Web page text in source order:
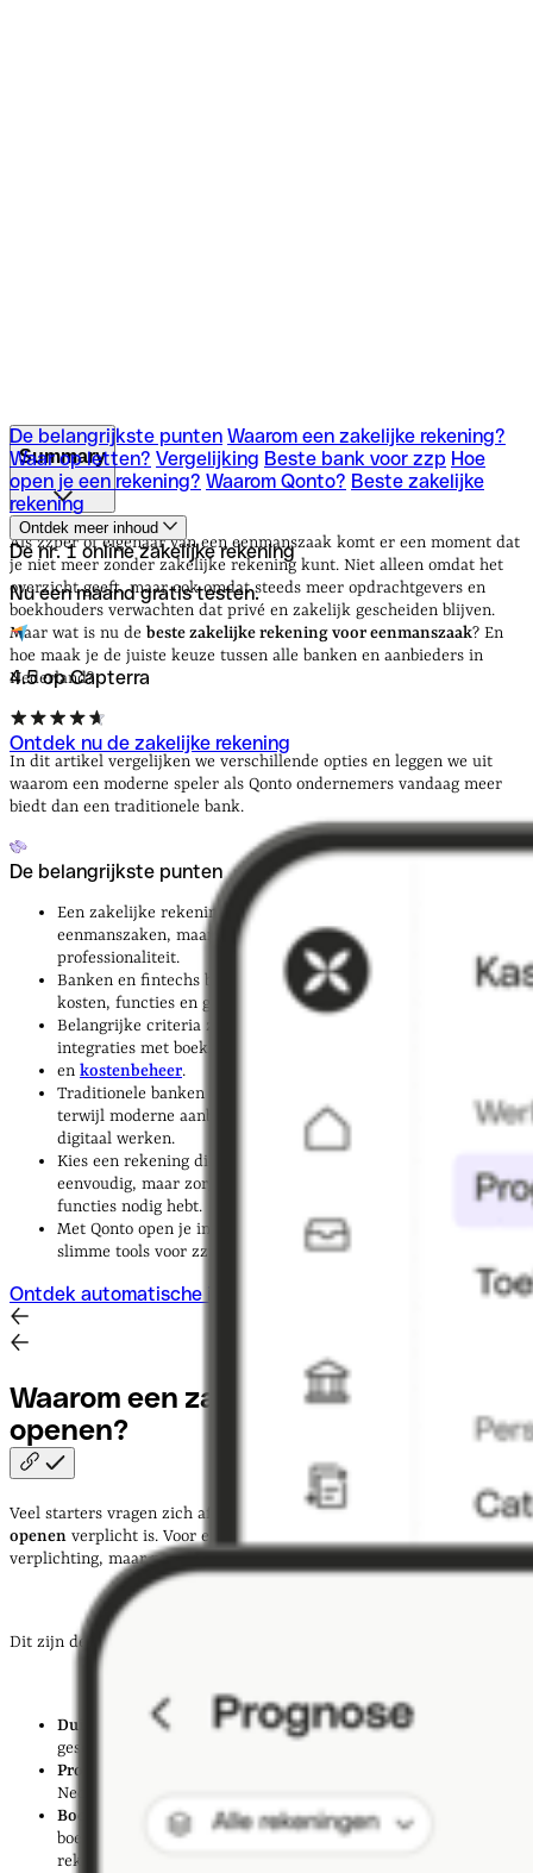
De belangrijkste punten Waarom een zakelijke rekening?
Waar op letten? Vergelijking Beste bank voor zzp Hoe
open je een rekening? Waarom Qonto? Beste zakelijke
rekening
Ontdek meer inhoud
De nr. 1 online zakelijke rekening
Nu een maand gratis testen.
4.5 op Capterra
Ontdek nu de zakelijke rekening
Summary
De belangrijkste punten
Waar op letten? Vergelijking Beste bank voor zzp Hoe
open je een rekening? Waarom Qonto? Beste zakelijke
rekening
Als zzp’er of eigenaar van een eenmanszaak komt er een moment dat
je niet meer zonder zakelijke rekening kunt. Niet alleen omdat het
overzicht geeft, maar ook omdat steeds meer opdrachtgevers en
boekhouders verwachten dat privé en zakelijk gescheiden blijven.
Maar wat is nu de beste zakelijke rekening voor eenmanszaak? En
hoe maak je de juiste keuze tussen alle banken en aanbieders in
Nederland?
In dit artikel vergelijken we verschillende opties en leggen we uit
waarom een moderne speler als Qonto ondernemers vandaag meer
biedt dan een traditionele bank.
De belangrijkste punten
Een zakelijke rekening isniet wettelijk verplicht
eenmanszaken, maar wél sterk aangeraden voor overzicht en
professionaliteit.
Banken en fintechs bieden
uiteenlopende pakketten
; let op
kosten, functies en gebruiksgemak.
Belangrijke criteria zijn o.a. tarieven, klantenservice,
integraties met boekhouding en extra tools zoals
en kostenbeheer.
Traditionele banken zijn vaak
terwijl moderne aanbieders zoals Qonto sneller en volledig
digitaal werken.
Kies een rekening die meegroeit met je onderneming: begin
eenvoudig, maar zorg dat je kunt uitbreiden als je meer
functies nodig hebt.
Met Qonto open je in enkele minuten online een rekening, mét
slimme tools voor zzp’ers en kleine bedrijven.
Ontdek automatische incasso
Waarom een zakelijke rekening
openen?
Veel starters vragen zich af of een
zakelijke rekening
openen verplicht is. Voor eenmanszaken geldt geen wettelijke
verplichting, maar praktisch gezien ontkom je er bijna niet aan.
Dit zijn de belangrijkste redenen:
Duidelijk overzicht
: inkomsten en uitgaven zijn netjes
gescheiden van je privé.
Professionele uitstraling
Nederlandse IBAN geven vertrouwen.
Boekhouding vereenvoudigen: je accountant of
boekhoudsoftware koppelt rechtstreeks met je zakelijke
rekening.